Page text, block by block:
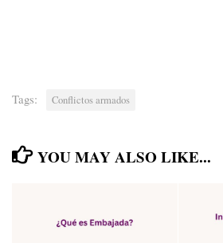
Tags: Conflictos armados
YOU MAY ALSO LIKE...